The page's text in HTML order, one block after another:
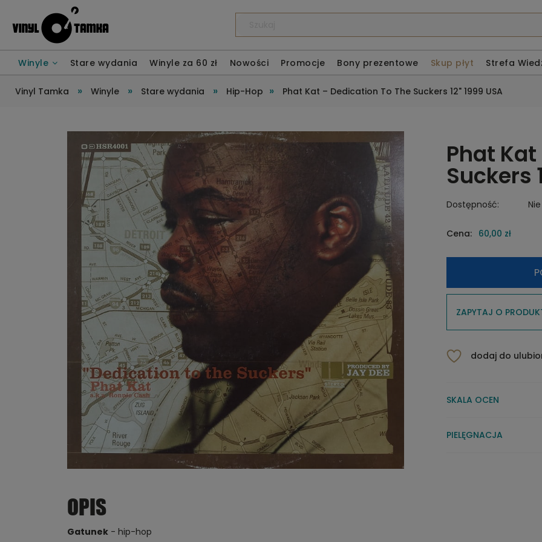
Winyle Stare wydania Winyle za 60 zł Nowości Promocje Bony prezentowe Skup płyt Strefa
Vinyl Tamka » Winyle » Stare wydania » Hip-Hop » Phat Kat ‎– Dedication To The Suckers 12" 1999 USA
Phat
Suckers
Dostępność: Nie
Cena: 60,00 zł
ZAPYTAJ O
dodaj do
SKALA OCEN
PIELĘGNACJA
OPIS
Gatunek- hip-hop